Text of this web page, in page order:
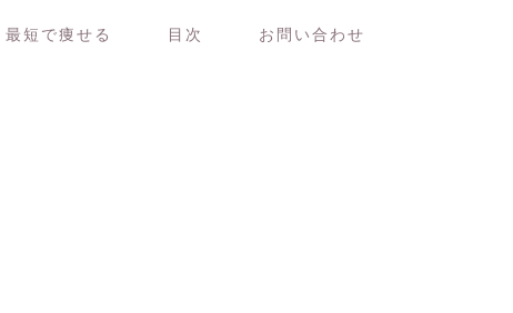
最短で痩せる 目次 お問い合わせ